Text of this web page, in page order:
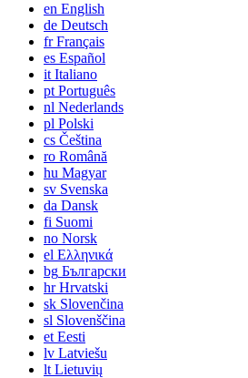
en English
de Deutsch
frFrançais
es Español
it Italiano
pt Português
nl Nederlands
pl Polski
cs Čeština
ro Română
hu Magyar
sv Svenska
da Dansk
fi Suomi
no Norsk
el Ελληνικά
bg Български
hrHrvatski
sk Slovenčina
sl Slovenščina
et Eesti
lv Latviešu
lt Lietuvių